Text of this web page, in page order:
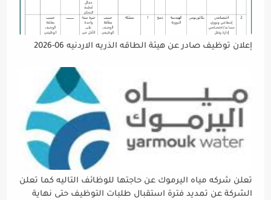
إعلان توظيف صادر عن هيئة الطاقه الذريه الاردنيه 06-2026
تعلن شركه مياه اليرموك عن حاجتها للوظائف التاليه كما تعلن
الشركة عن تمديد فترة استقبال طلبات التوظيف حتى نهاية